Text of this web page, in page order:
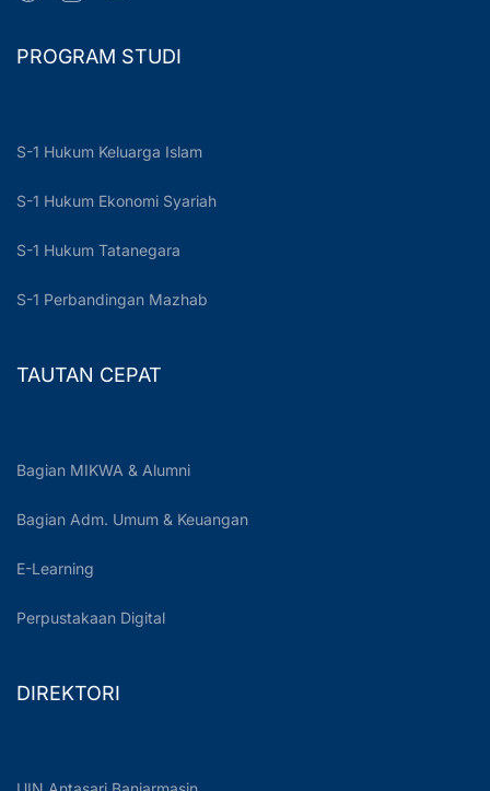
PROGRAM STUDI
S-1 Hukum Keluarga Islam
S-1 Hukum Ekonomi Syariah
S-1 Hukum Tatanegara
S-1 Perbandingan Mazhab
TAUTAN CEPAT
Bagian MIKWA & Alumni
Bagian Adm. Umum & Keuangan
E-Learning
Perpustakaan Digital
DIREKTORI